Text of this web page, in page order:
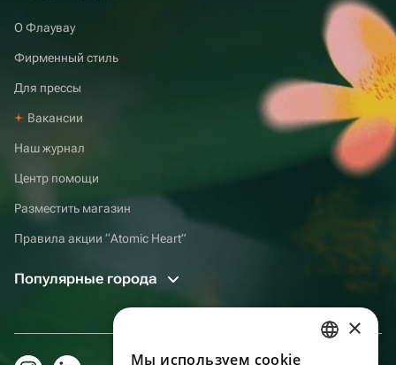
О Флаувау
Фирменный стиль
Для прессы
Вакансии
Наш журнал
Центр помощи
Разместить магазин
Правила акции “Atomic Heart”
Популярные города
×
Мы используем сookie